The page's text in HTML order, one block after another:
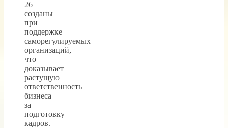
26
созданы
при
поддержке
саморегулируемых
организаций,
что
доказывает
растущую
ответственность
бизнеса
за
подготовку
кадров.